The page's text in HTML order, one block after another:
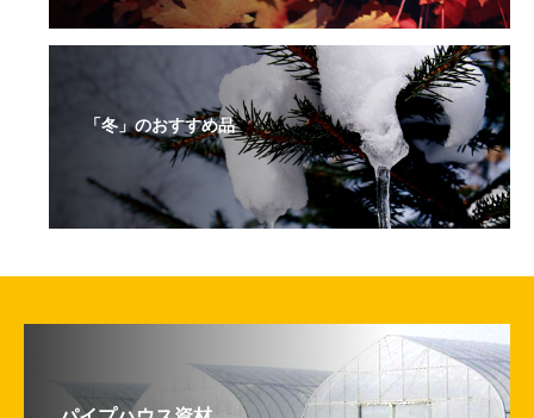
「冬」のおすすめ品